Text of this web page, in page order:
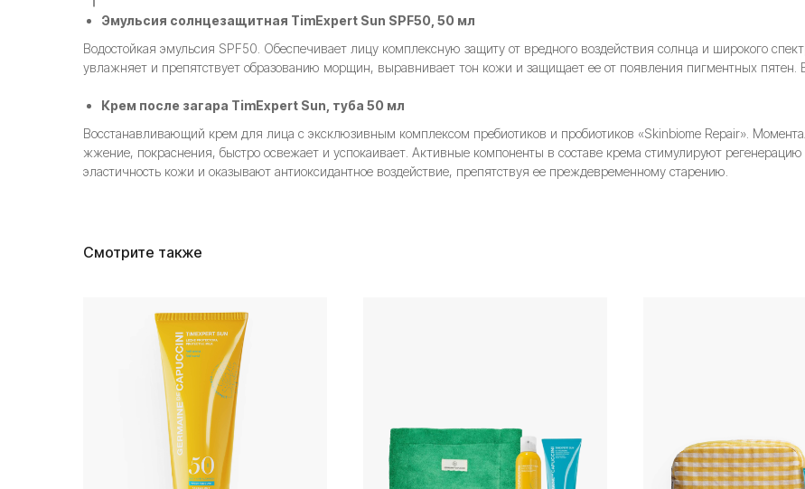
Эмульсия солнцезащитная TimExpert Sun SPF50, 50 мл
Водостойкая эмульсия SPF50. Обеспечивает лицу комплексную защиту от вредного воздействия солнца и широкого
увлажняет и препятствует образованию морщин, выравнивает тон кожи и защищает ее от появления пигментных пятен.
Крем после загара TimExpert Sun, туба 50 мл
Восстанавливающий крем для лица с эксклюзивным комплексом пребиотиков и пробиотиков «Skinbiome Repair».
жжение, покраснения, быстро освежает и успокаивает. Активные компоненты в составе крема стимулируют
эластичность кожи и оказывают антиоксидантное воздействие, препятствуя ее преждевременному старению.
Смотрите также